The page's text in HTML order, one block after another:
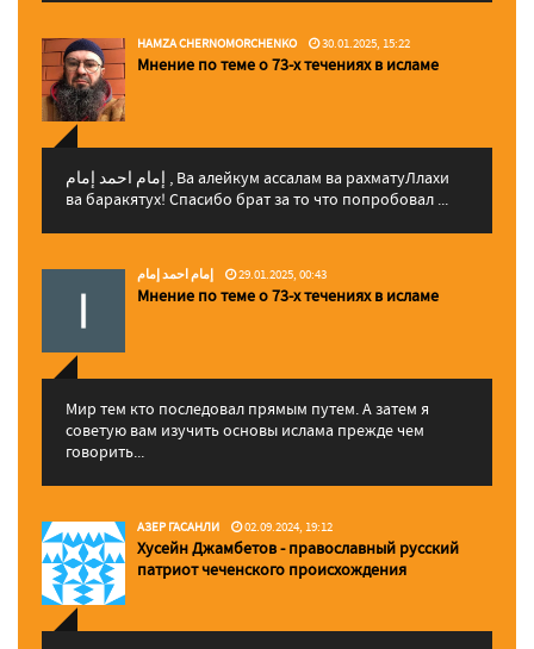
HAMZA CHERNOMORCHENKO 30.01.2025, 15:22
Мнение по теме о 73-х течениях в исламе
إمام احمد إمام , Ва алейкум ассалам ва рахматуЛлахи
ва баракятух! Спасибо брат за то что попробовал ...
إمام احمد إمام 29.01.2025, 00:43
Мнение по теме о 73-х течениях в исламе
Мир тем кто последовал прямым путем. А затем я
советую вам изучить основы ислама прежде чем
говорить...
АЗЕР ГАСАНЛИ 02.09.2024, 19:12
Хусейн Джамбетов - православный русский
патриот чеченского происхождения